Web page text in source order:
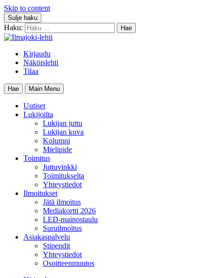
Skip to content
Sulje haku
Haku:
Kirjaudu
Näköislehti
Tilaa
Hae Main Menu
Uutiset
Lukijoilta
Lukijan juttu
Lukijan kuva
Kolumni
Mielipide
Toimitus
Juttuvinkki
Toimitukselta
Yhteystiedot
Ilmoitukset
Jätä ilmoitus
Mediakortti 2026
LED-mainostaulu
Suruilmoitus
Asiakaspalvelu
Stipendit
Yhteystiedot
Osoitteenmuutos